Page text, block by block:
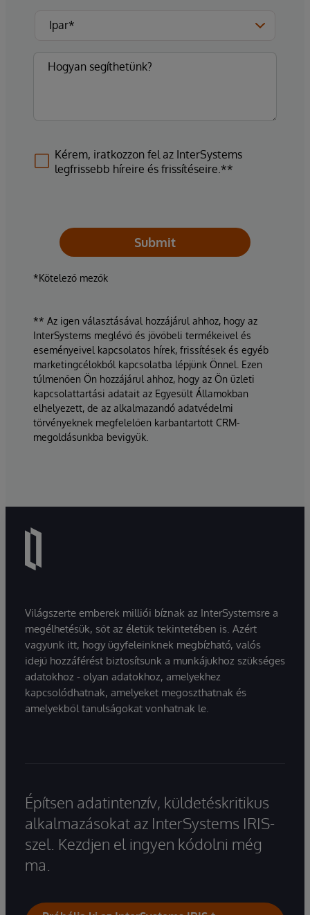
Kérem, iratkozzon fel az InterSystems
legfrissebb híreire és frissítéseire.**
Submit
*Kötelező mezők
** Az igen választásával hozzájárul ahhoz, hogy az
InterSystems meglévő és jövőbeli termékeivel és
eseményeivel kapcsolatos hírek, frissítések és egyéb
marketingcélokból kapcsolatba lépjünk Önnel. Ezen
túlmenően Ön hozzájárul ahhoz, hogy az Ön üzleti
kapcsolattartási adatait az Egyesült Államokban
elhelyezett, de az alkalmazandó adatvédelmi
törvényeknek megfelelően karbantartott CRM-
megoldásunkba bevigyük.
Világszerte emberek milliói bíznak az InterSystemsre a
megélhetésük, sőt az életük tekintetében is. Azért
vagyunk itt, hogy ügyfeleinknek megbízható, valós
idejű hozzáférést biztosítsunk a munkájukhoz szükséges
adatokhoz - olyan adatokhoz, amelyekhez
kapcsolódhatnak, amelyeket megoszthatnak és
amelyekből tanulságokat vonhatnak le.
Építsen adatintenzív, küldetéskritikus
alkalmazásokat az InterSystems IRIS-
szel. Kezdjen el ingyen kódolni még
ma.